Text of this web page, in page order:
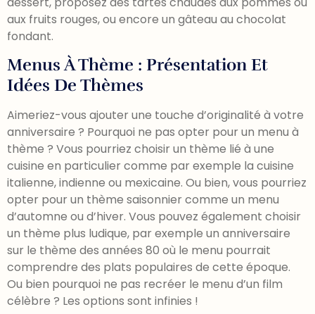
aux fruits rouges, ou encore un gâteau au chocolat
fondant.
Menus À Thème : Présentation Et
Idées De Thèmes
Aimeriez-vous ajouter une touche d’originalité à votre
anniversaire ? Pourquoi ne pas opter pour un menu à
thème ? Vous pourriez choisir un thème lié à une
cuisine en particulier comme par exemple la cuisine
italienne, indienne ou mexicaine. Ou bien, vous pourriez
opter pour un thème saisonnier comme un menu
d’automne ou d’hiver. Vous pouvez également choisir
un thème plus ludique, par exemple un anniversaire
sur le thème des années 80 où le menu pourrait
comprendre des plats populaires de cette époque.
Ou bien pourquoi ne pas recréer le menu d’un film
célèbre ? Les options sont infinies !